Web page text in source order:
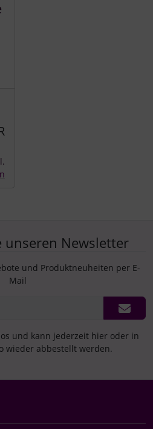
unseren Newsletter
und Produktneuheiten per E-
Mail
und kann jederzeit hier oder in
wieder abbestellt werden.